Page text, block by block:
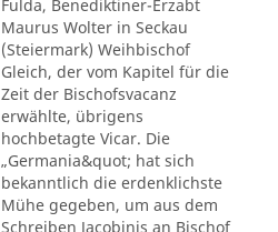
Fulda, Benediktiner-Erzabt
Maurus Wolter in Seckau
(Steiermark) Weihbischof
Gleich, der vom Kapitel für die
Zeit der Bischofsvacanz
erwählte, übrigens
hochbetagte Vicar. Die
„Germania&quot; hat sich
bekanntlich die erdenklichste
Mühe gegeben, um aus dem
Schreiben Jacobinis an Bischof